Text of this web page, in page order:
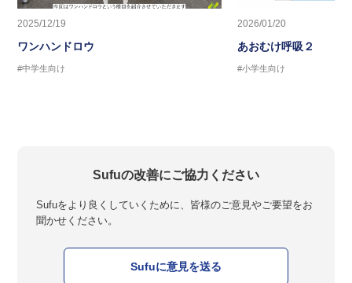
2025/12/19
ワンハンドロウ
#中学生向け
2026/01/20
あおむけ呼吸２
#小学生向け
Sufuの改善にご協力ください
Sufuをより良くしていくために、皆様のご意見やご要望をお
聞かせください。
Sufuに意見を送る